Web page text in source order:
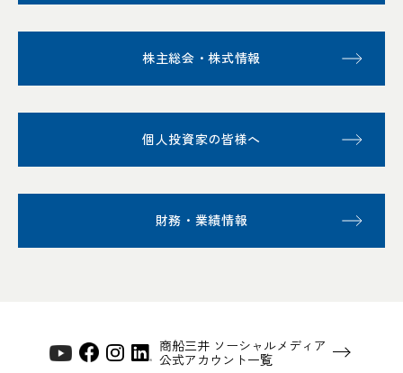
株主総会・株式情報
個人投資家の皆様へ
財務・業績情報
商船三井 ソーシャルメディア
公式アカウント一覧